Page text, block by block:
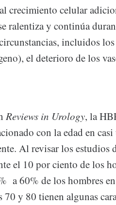
crecimiento celular
ralentiza y continúa
incluidos
el deterioro de los
Reviews in Urology, la
con la edad en
Al revisar los estudios
el 10 por ciento de los
a 60% de los hombres
y 80 tienen algunas